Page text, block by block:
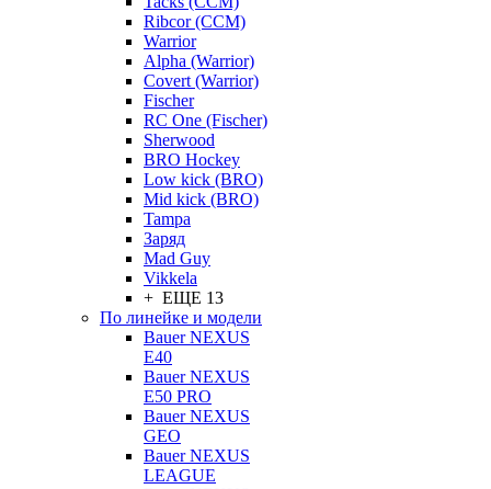
Ribcor (CCM)
Warrior
Alpha (Warrior)
Covert (Warrior)
Fischer
RC One (Fischer)
Sherwood
BRO Hockey
Low kick (BRO)
Mid kick (BRO)
Tampa
Заряд
Mad Guy
Vikkela
+ ЕЩЕ 13
По линейке и модели
Bauer NEXUS
E40
Bauer NEXUS
E50 PRO
Bauer NEXUS
GEO
Bauer NEXUS
LEAGUE